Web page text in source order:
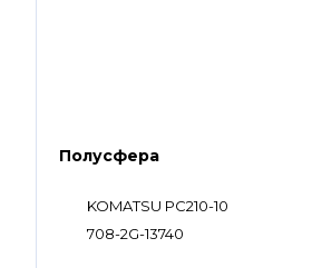
Полусфера
KOMATSU PC210-10
708-2G-13740